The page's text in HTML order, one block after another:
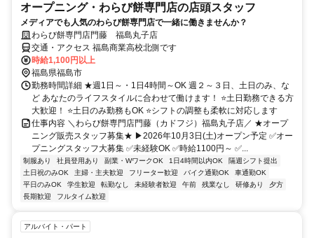
オープニング・わらび餅専門店の店頭スタッフ
メディアでも人気のわらび餅専門店で一緒に働きませんか？
わらび餅専門店門藤 福島丸子店
交通・アクセス 福島商業高校北側です
時給1,100円以上
福島県福島市
勤務時間詳細 ★週1日～・1日4時間～OK 週２～３日、土日のみ、な
ど あなたのライフスタイルに合わせて働けます！ ⭐土日勤務できる方
大歓迎！ ⭐土日のみ勤務もOK ⭐シフトの調整も柔軟に対応します
仕事内容 ＼わらび餅専門店門藤（カドフジ）福島丸子店／ ★オープ
ニング販売スタッフ募集★ ▶2026年10月3日(土)オープン予定 ✅オー
プニングスタッフ大募集 ✅未経験OK ✅時給1100円～ ✅...
制服あり 社員登用あり 副業・WワークOK 1日4時間以内OK
隔週シフト提出
土日祝のみOK
主婦・主夫歓迎 フリーター歓迎 バイク通勤OK
車通勤OK
平日のみOK
学生歓迎 転勤なし 未経験者歓迎 午前 残業なし 研修あり
夕方
長期歓迎
フルタイム歓迎
アルバイト・パート